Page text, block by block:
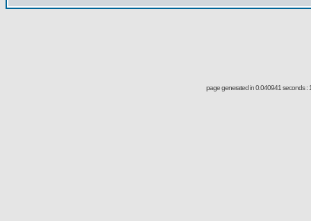
page generated in 0.040941 seconds :